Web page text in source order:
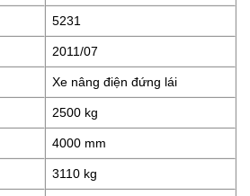
5231
2011/07
Xe nâng điện đứng lái
2500 kg
4000 mm
3110 kg